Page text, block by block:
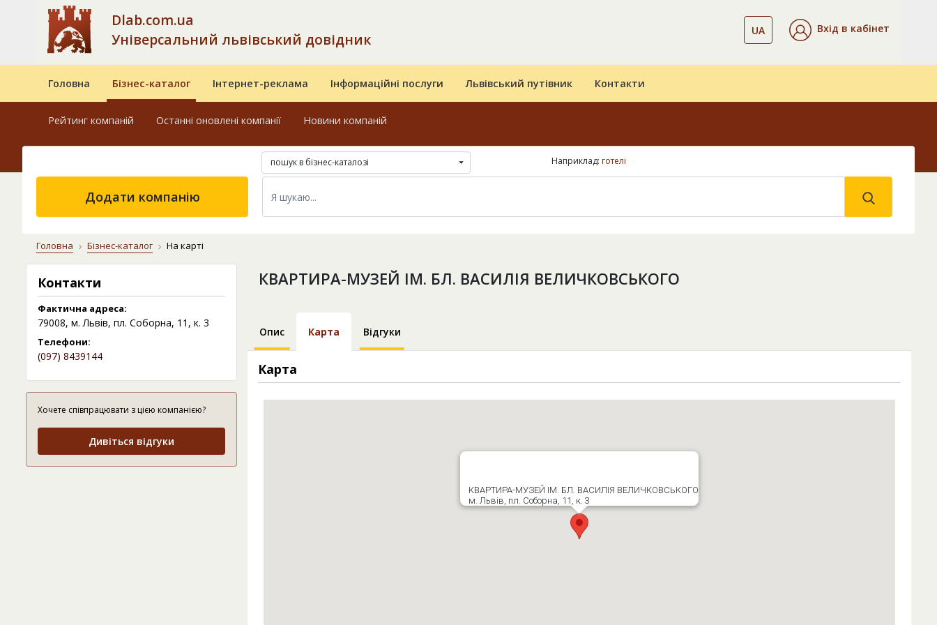
Dlab.com.ua
Універсальний львівський довідник
UA Вхід в кабінет
Головна Бізнес-каталог Інтернет-реклама Інформаційні послуги Львівський путівник Контакти
Рейтинг компаній Останні оновлені компанії Новини компаній
пошук в бізнес-каталозі Наприклад: готелі
Додати компанію
Головна Бізнес-каталог На карті
Контакти
Фактична адреса:
79008, м. Львів, пл. Соборна, 11, к. 3
Телефони:
(097) 8439144
Хочете співпрацювати з цією компанією?
Дивіться відгуки
КВАРТИРА-МУЗЕЙ ІМ. БЛ. ВАСИЛІЯ ВЕЛИЧКОВСЬКОГО
Опис Карта Відгуки
Карта
КВАРТИРА-МУЗЕЙ ІМ. БЛ. ВАСИЛІЯ ВЕЛИЧКОВСЬКОГО
м. Львів, пл. Соборна, 11, к. 3